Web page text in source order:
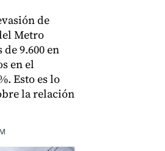
de
Metro
9.600 en
en el
Esto es lo
la relación